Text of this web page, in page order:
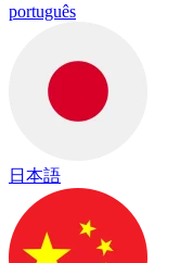
português
日本語